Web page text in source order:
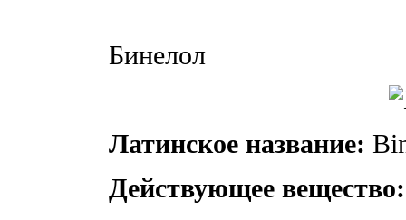
Бинелол
Латинское название:
Действующее вещество: